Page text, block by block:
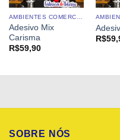
AMBIENTES COMERCIAIS
Adesivo Mix
Carisma
R$59,90
R$
SOBRE NÓS